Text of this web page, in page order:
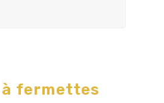
fermettes